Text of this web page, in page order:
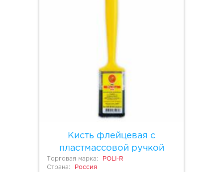
Кисть флейцевая с
пластмассовой ручкой
Торговая марка:
POLI-R
Страна:
Россия